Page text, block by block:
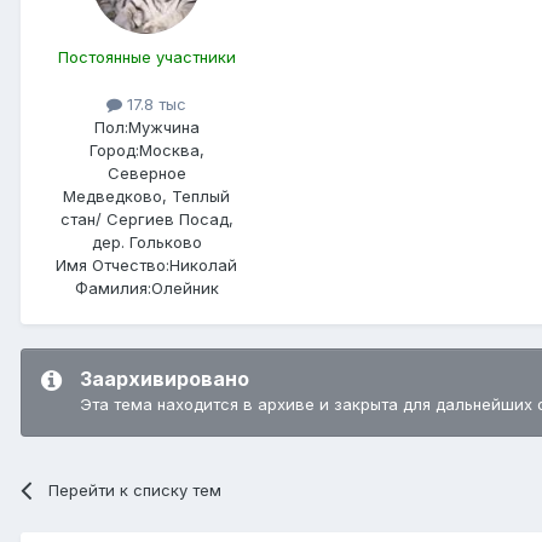
Постоянные участники
17.8 тыс
Пол:Мужчина
Город:Москва,
Северное
Медведково, Теплый
стан/ Сергиев Посад,
дер. Гольково
Имя Отчество:Николай
Фамилия:Олейник
Заархивировано
Эта тема находится в архиве и закрыта для дальнейших
Перейти к списку тем